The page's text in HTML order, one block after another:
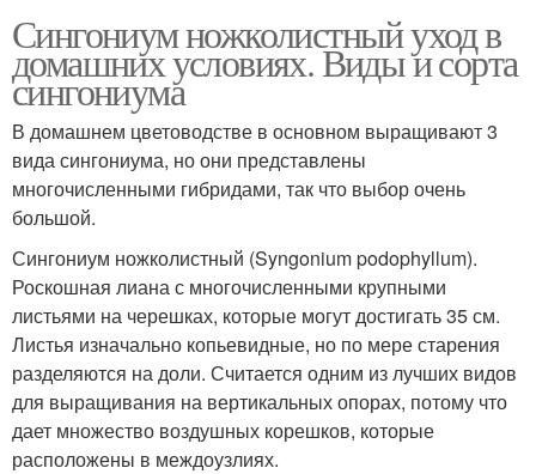
Домашний хризантема
Уход за комнатными
растениями
Лайфхаки по уходу Домашние лайфхаки
Средства по уходу
Растения в домашних
условиях
Уход за гортензией
Сингониум ножколистный уход в
домашних условиях. Виды и сорта
сингониума
В домашнем цветоводстве в основном выращивают 3
вида сингониума, но они представлены
многочисленными гибридами, так что выбор очень
большой.
Сингониум ножколистный (Syngonium podophyllum).
Роскошная лиана с многочисленными крупными
листьями на черешках, которые могут достигать 35 см.
Листья изначально копьевидные, но по мере старения
разделяются на доли. Считается одним из лучших видов
для выращивания на вертикальных опорах, потому что
дает множество воздушных корешков, которые
расположены в междоузлиях.